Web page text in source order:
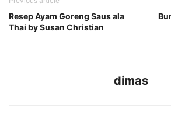
Resep Ayam Goreng Saus ala
Thai by Susan Christian
dimas